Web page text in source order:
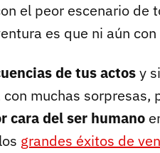
el peor escenario de
es que ni aún
de tus actosy
muchas
cara del ser humano
grandes éxitos de